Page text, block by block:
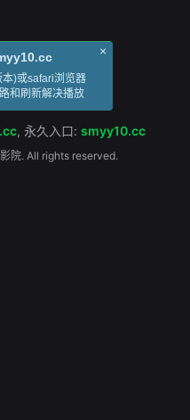
, 永久入口: smyy10.cc
院. All rights reserved.
×
)或safari浏览器
和刷新解决播放